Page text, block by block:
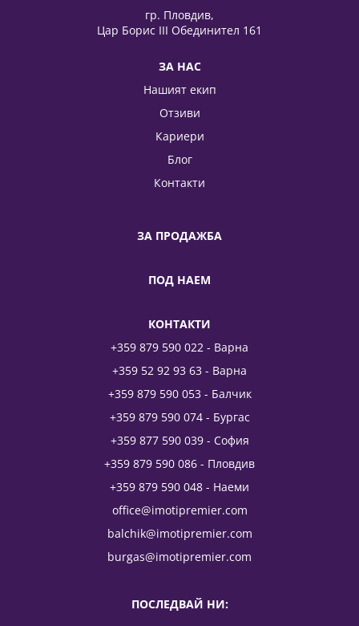
гр. Пловдив,
Цар Борис III Обединител 161
ЗА НАС
Нашият екип
Отзиви
Кариери
Блог
Контакти
ЗА ПРОДАЖБА
ПОД НАЕМ
КОНТАКТИ
+359 879 590 022 - Варна
+359 52 92 93 63 - Варна
+359 879 590 053 - Балчик
+359 879 590 074 - Бургас
+359 877 590 039 - София
+359 879 590 086 - Пловдив
+359 879 590 048 - Наеми
office@imotipremier.com
balchik@imotipremier.com
burgas@imotipremier.com
ПОСЛЕДВАЙ НИ: